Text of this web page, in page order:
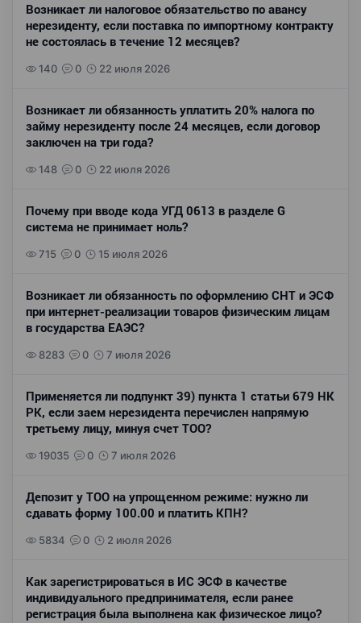
Возникает ли налоговое обязательство по авансу
нерезиденту, если поставка по импортному контракту
не состоялась в течение 12 месяцев?
140 0 22 июля 2026
Возникает ли обязанность уплатить 20% налога по
займу нерезиденту после 24 месяцев, если договор
заключен на три года?
148 0 22 июля 2026
Почему при вводе кода УГД 0613 в разделе G
система не принимает ноль?
715 0 15 июля 2026
Возникает ли обязанность по оформлению СНТ и ЭСФ
при интернет-реализации товаров физическим лицам
в государства ЕАЭС?
8283 0 7 июля 2026
Применяется ли подпункт 39) пункта 1 статьи 679 НК
РК, если заем нерезидента перечислен напрямую
третьему лицу, минуя счет ТОО?
19035 0 7 июля 2026
Депозит у ТОО на упрощенном режиме: нужно ли
сдавать форму 100.00 и платить КПН?
5834 0 2 июля 2026
Как зарегистрироваться в ИС ЭСФ в качестве
индивидуального предпринимателя, если ранее
регистрация была выполнена как физическое лицо?